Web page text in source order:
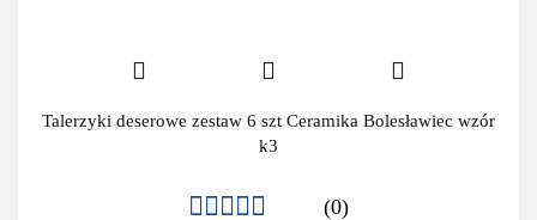
Talerzyki deserowe zestaw 6 szt Ceramika Bolesławiec wzór
k3
(0)